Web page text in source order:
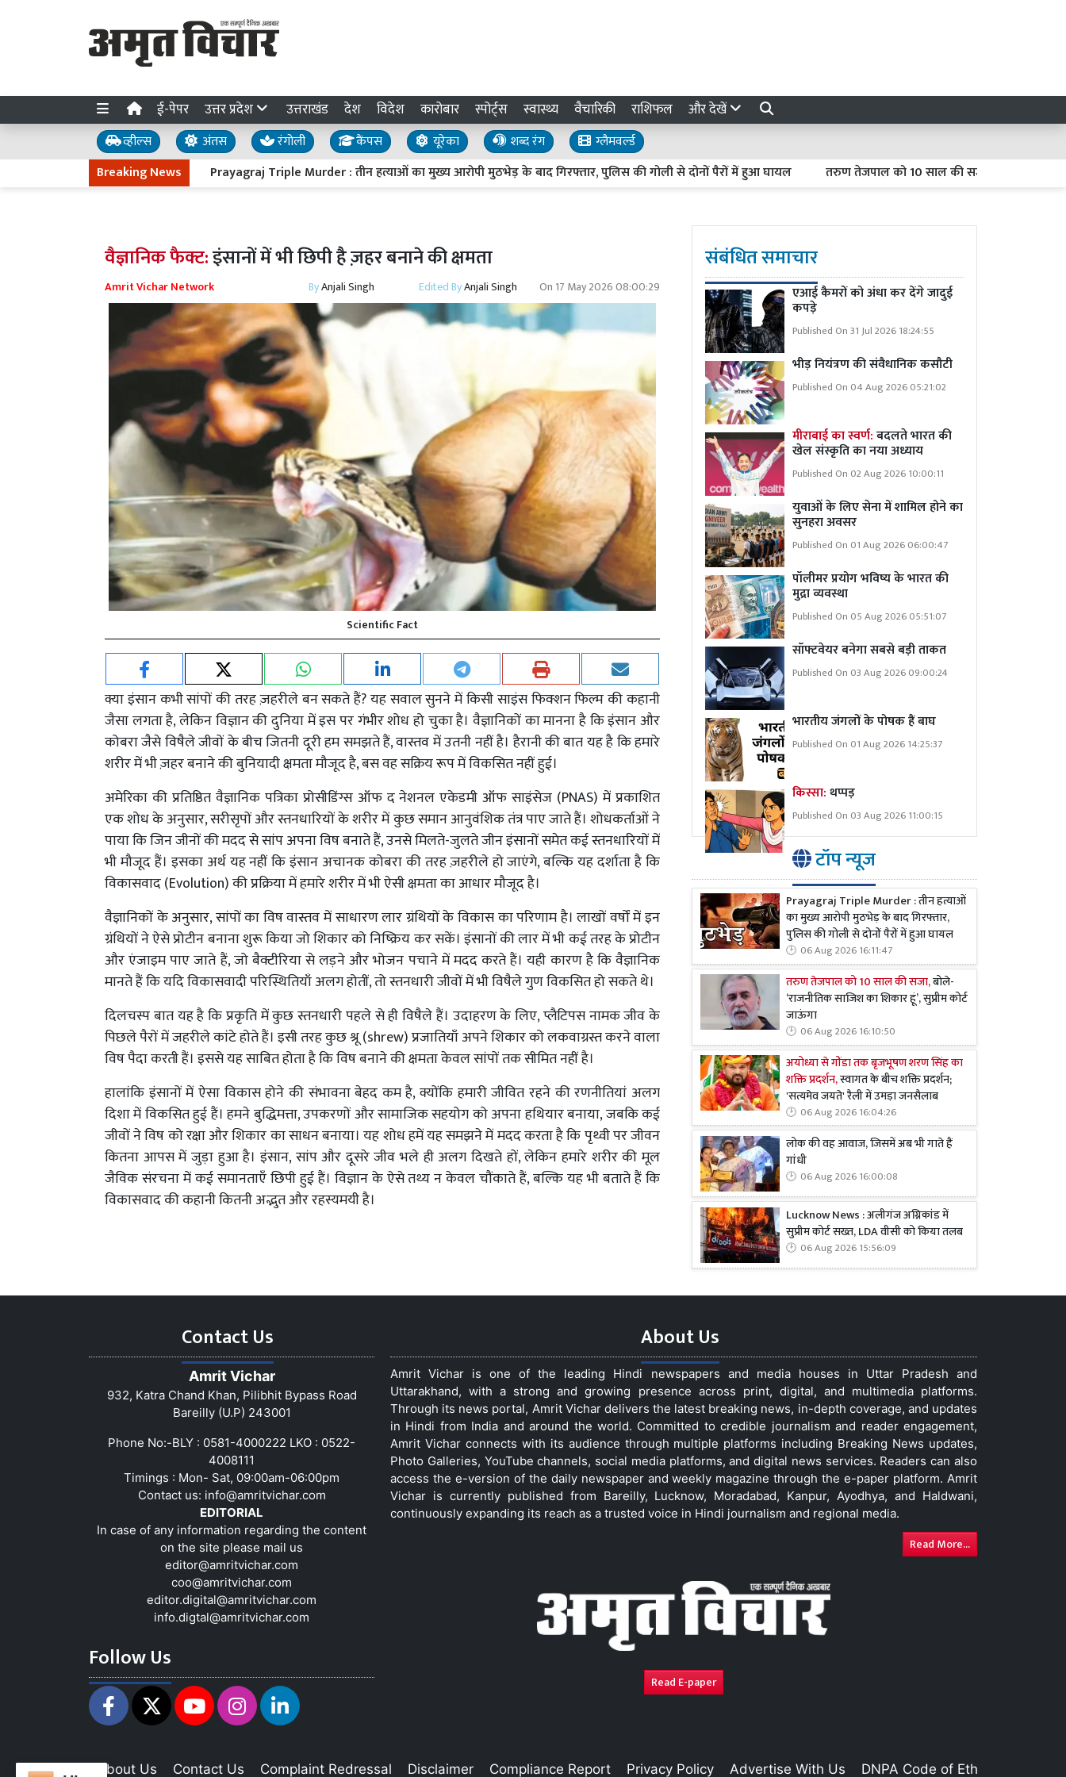
ई-पेपर उत्तर प्रदेश उत्तराखंड देश विदेश कारोबार स्पोर्ट्स स्वास्थ्य वैचारिकी राशिफल और देखें
व्हील्स अंतस रंगोली कैंपस यूरेका शब्द रंग
ग्लैमवर्ल्ड
Breaking NewsPrayagraj Triple Murder : तीन हत्याओं का मुख्य आरोपी मुठभेड़ के बाद गिरफ्तार, पुलिस की गोली से दोनों पैरों में हुआ घायल तरुण तेजपाल को 10 साल की सजा, बोले- ‘राजनीतिक
वैज्ञानिक फैक्ट:इंसानों में भी छिपी है ज़हर बनाने की क्षमता
Amrit Vichar Network ByAnjali Singh Edited ByAnjali Singh On 17 May 2026 08:00:29
Scientific Fact
क्या इंसान कभी सांपों की तरह ज़हरीले बन सकते हैं? यह सवाल सुनने में किसी साइंस फिक्शन फिल्म की कहानी
जैसा लगता है, लेकिन विज्ञान की दुनिया में इस पर गंभीर शोध हो चुका है। वैज्ञानिकों का मानना है कि इंसान और
कोबरा जैसे विषैले जीवों के बीच जितनी दूरी हम समझते हैं, वास्तव में उतनी नहीं है। हैरानी की बात यह है कि हमारे
शरीर में भी ज़हर बनाने की बुनियादी क्षमता मौजूद है, बस वह सक्रिय रूप में विकसित नहीं हुई।
अमेरिका की प्रतिष्ठित वैज्ञानिक पत्रिका प्रोसीडिंग्स ऑफ द नेशनल एकेडमी ऑफ साइंसेज (PNAS) में प्रकाशित
एक शोध के अनुसार, सरीसृपों और स्तनधारियों के शरीर में कुछ समान आनुवंशिक तंत्र पाए जाते हैं। शोधकर्ताओं ने
पाया कि जिन जीनों की मदद से सांप अपना विष बनाते हैं, उनसे मिलते-जुलते जीन इंसानों समेत कई स्तनधारियों में
भी मौजूद हैं। इसका अर्थ यह नहीं कि इंसान अचानक कोबरा की तरह ज़हरीले हो जाएंगे, बल्कि यह दर्शाता है कि
विकासवाद (Evolution) की प्रक्रिया में हमारे शरीर में भी ऐसी क्षमता का आधार मौजूद है।
वैज्ञानिकों के अनुसार, सांपों का विष वास्तव में साधारण लार ग्रंथियों के विकास का परिणाम है। लाखों वर्षों में इन
ग्रंथियों ने ऐसे प्रोटीन बनाना शुरू किया जो शिकार को निष्क्रिय कर सकें। इंसानों की लार में भी कई तरह के प्रोटीन
और एंजाइम पाए जाते हैं, जो बैक्टीरिया से लड़ने और भोजन पचाने में मदद करते हैं। यही कारण है कि वैज्ञानिक
मानते हैं कि यदि विकासवादी परिस्थितियाँ अलग होतीं, तो स्तनधारी जीवों में भी विषैले गुण विकसित हो सकते थे।
दिलचस्प बात यह है कि प्रकृति में कुछ स्तनधारी पहले से ही विषैले हैं। उदाहरण के लिए, प्लैटिपस नामक जीव के
पिछले पैरों में जहरीले कांटे होते हैं। इसी तरह कुछ श्रू (shrew) प्रजातियाँ अपने शिकार को लकवाग्रस्त करने वाला
विष पैदा करती हैं। इससे यह साबित होता है कि विष बनाने की क्षमता केवल सांपों तक सीमित नहीं है।
हालांकि इंसानों में ऐसा विकास होने की संभावना बेहद कम है, क्योंकि हमारी जीवित रहने की रणनीतियां अलग
दिशा में विकसित हुई हैं। हमने बुद्धिमत्ता, उपकरणों और सामाजिक सहयोग को अपना हथियार बनाया, जबकि कई
जीवों ने विष को रक्षा और शिकार का साधन बनाया। यह शोध हमें यह समझने में मदद करता है कि पृथ्वी पर जीवन
कितना आपस में जुड़ा हुआ है। इंसान, सांप और दूसरे जीव भले ही अलग दिखते हों, लेकिन हमारे शरीर की मूल
जैविक संरचना में कई समानताएँ छिपी हुई हैं। विज्ञान के ऐसे तथ्य न केवल चौंकाते हैं, बल्कि यह भी बताते हैं कि
विकासवाद की कहानी कितनी अद्भुत और रहस्यमयी है।
संबंधित समाचार
एआई कैमरों को अंधा कर देंगे जादुई
कपड़े
Published On 31 Jul 2026 18:24:55
भीड़ नियंत्रण की संवैधानिक कसौटी
Published On 04 Aug 2026 05:21:02
मीराबाई का स्वर्ण:बदलते भारत की
खेल संस्कृति का नया अध्याय
Published On 02 Aug 2026 10:00:11
युवाओं के लिए सेना में शामिल होने का
सुनहरा अवसर
Published On 01 Aug 2026 06:00:47
पॉलीमर प्रयोग भविष्य के भारत की
मुद्रा व्यवस्था
Published On 05 Aug 2026 05:51:07
सॉफ्टवेयर बनेगा सबसे बड़ी ताकत
Published On 03 Aug 2026 09:00:24
भारतीय जंगलों के पोषक हैं बाघ
Published On 01 Aug 2026 14:25:37
किस्सा:थप्पड़
Published On 03 Aug 2026 11:00:15
टॉप न्यूज
Prayagraj Triple Murder : तीन हत्याओं
का मुख्य आरोपी मुठभेड़ के बाद गिरफ्तार,
पुलिस की गोली से दोनों पैरों में हुआ घायल
06 Aug 2026 16:11:47
तरुण तेजपाल को 10 साल की सजा,बोले-
‘राजनीतिक साजिश का शिकार हूं’, सुप्रीम कोर्ट
जाऊंगा
06 Aug 2026 16:10:50
अयोध्या से गोंडा तक बृजभूषण शरण सिंह का
शक्ति प्रदर्शन,स्वागत के बीच शक्ति प्रदर्शन;
'सत्यमेव जयते' रैली में उमड़ा जनसैलाब
06 Aug 2026 16:04:26
लोक की वह आवाज, जिसमें अब भी गाते हैं
गांधी
06 Aug 2026 16:00:08
Lucknow News : अलीगंज अग्निकांड में
सुप्रीम कोर्ट सख्त, LDA वीसी को किया तलब
06 Aug 2026 15:56:09
Contact Us
Amrit Vichar
932, Katra Chand Khan, Pilibhit Bypass Road
Bareilly (U.P) 243001
Phone No:-BLY : 0581-4000222 LKO : 0522-
4008111
Timings : Mon- Sat, 09:00am-06:00pm
Contact us: info@amritvichar.com
EDITORIAL
In case of any information regarding the content
on the site please mail us
editor@amritvichar.com
coo@amritvichar.com
editor.digital@amritvichar.com
info.digtal@amritvichar.com
Follow Us
About Us
Amrit Vichar is one of the leading Hindi newspapers and media houses in Uttar Pradesh and
Uttarakhand, with a strong and growing presence across print, digital, and multimedia platforms.
Through its news portal, Amrit Vichar delivers the latest breaking news, in-depth coverage, and updates
in Hindi from India and around the world. Committed to credible journalism and reader engagement,
Amrit Vichar connects with its audience through multiple platforms including Breaking News updates,
Photo Galleries, YouTube channels, social media platforms, and digital news services. Readers can also
access the e-version of the daily newspaper and weekly magazine through the e-paper platform. Amrit
Vichar is currently published from Bareilly, Lucknow, Moradabad, Kanpur, Ayodhya, and Haldwani,
continuously expanding its reach as a trusted voice in Hindi journalism and regional media.
Read More...
Read E-paper
About Us Contact Us Complaint Redressal Disclaimer Compliance Report Privacy Policy Advertise With Us DNPA Code of Ethics